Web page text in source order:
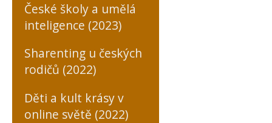
České školy a umělá
inteligence (2023)
Sharenting u českých
rodičů (2022)
Děti a kult krásy v
online světě (2022)